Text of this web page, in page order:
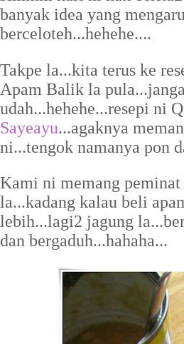
banyak idea yang
berceloteh...hehehe....
Takpe la...kita terus ke
Apam Balik la
udah...hehehe...resepi ni
Sayeayu...agaknya
ni...tengok namanya pon
Kami ni memang
la...kadang kalau beli
lebih...lagi2 jagung
dan bergaduh...hahaha...